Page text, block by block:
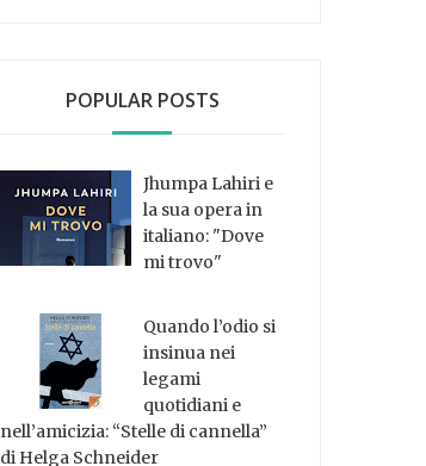
POPULAR POSTS
Jhumpa Lahiri e
la sua opera in
italiano: "Dove
mi trovo"
Quando l’odio si
insinua nei
legami
quotidiani e
nell’amicizia: “Stelle di cannella”
di Helga Schneider